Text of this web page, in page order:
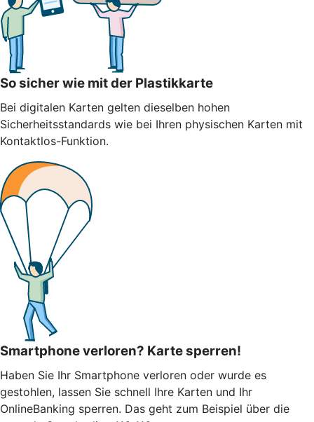
So sicher wie mit der Plastikkarte
Bei digitalen Karten gelten dieselben hohen
Sicherheitsstandards wie bei Ihren physischen Karten mit
Kontaktlos-Funktion.
Smartphone verloren? Karte sperren!
Haben Sie Ihr Smartphone verloren oder wurde es
gestohlen, lassen Sie schnell Ihre Karten und Ihr
OnlineBanking sperren. Das geht zum Beispiel über die